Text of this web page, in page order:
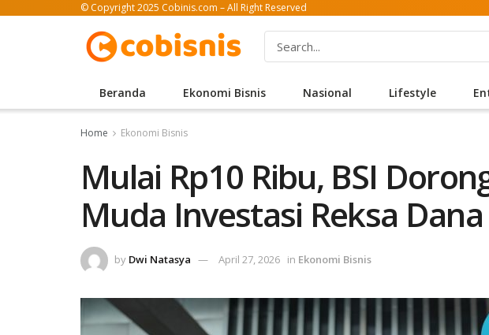
© Copyright 2025 Cobinis.com – All Right Reserved
Beranda Ekonomi Bisnis Nasional Lifestyle
Home Ekonomi Bisnis
Mulai Rp10 Ribu, BSI
Muda Investasi Reksa Dana
by Dwi Natasya April 27, 2026 in Ekonomi Bisnis